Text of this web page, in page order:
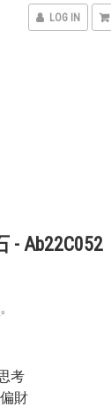
LOG IN
- Ab22C052
考
財